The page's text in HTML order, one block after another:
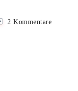
2 Kommentarezu